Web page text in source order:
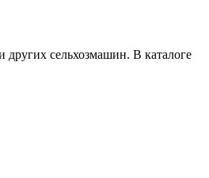
других сельхозмашин. В каталоге